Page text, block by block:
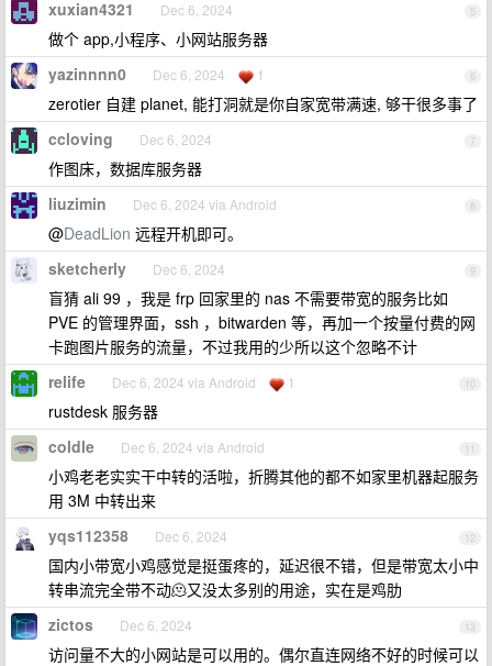
5
xuxian4321 Dec 6, 2024
做个 app,小程序、小网站服务器
6
yazinnnn0 Dec 6, 2024 1
zerotier 自建 planet, 能打洞就是你自家宽带满速, 够干很多事了
7
ccloving Dec 6, 2024
作图床，数据库服务器
8
liuzimin Dec 6, 2024 via Android
@DeadLion 远程开机即可。
9
sketcherly Dec 6, 2024
盲猜 ali 99 ，我是 frp 回家里的 nas 不需要带宽的服务比如
PVE 的管理界面，ssh ，bitwarden 等，再加一个按量付费的网
卡跑图片服务的流量，不过我用的少所以这个忽略不计
10
relife Dec 6, 2024 via Android 1
rustdesk 服务器
11
coldle Dec 6, 2024 via Android
小鸡老老实实干中转的活啦，折腾其他的都不如家里机器起服务
用 3M 中转出来
12
yqs112358 Dec 6, 2024
国内小带宽小鸡感觉是挺蛋疼的，延迟很不错，但是带宽太小中
转串流完全带不动🫠又没太多别的用途，实在是鸡肋
13
zictos Dec 6, 2024
访问量不大的小网站是可以用的。偶尔直连网络不好的时候可以